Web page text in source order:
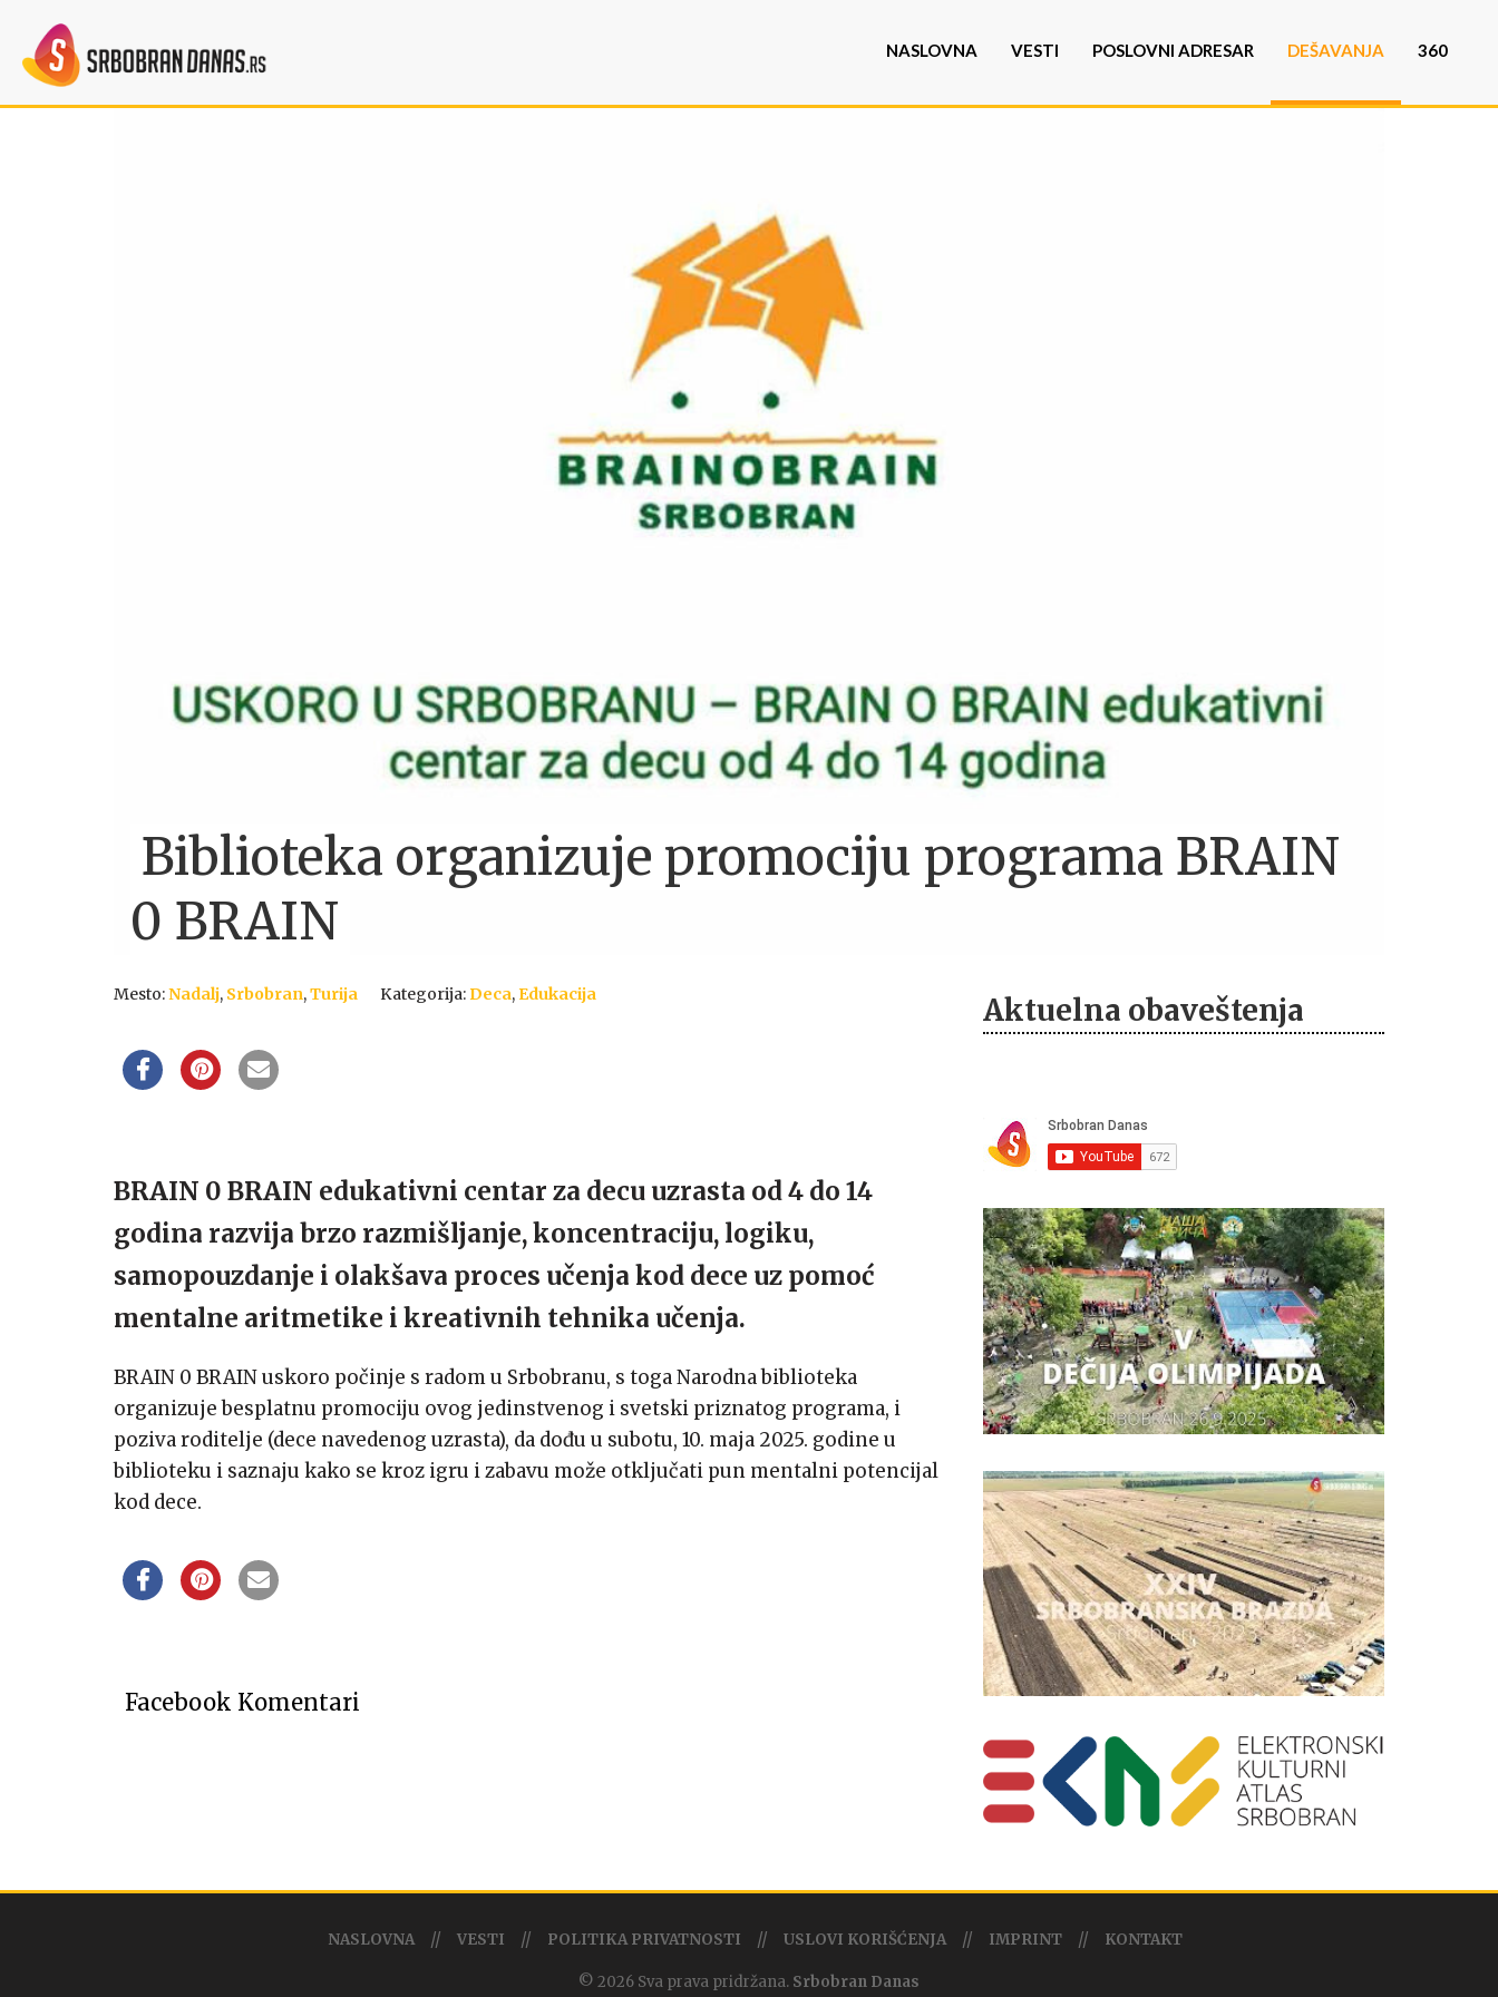
NASLOVNA VESTI POSLOVNI ADRESAR DEŠAVANJA 360
Biblioteka organizuje promociju programa BRAIN
0 BRAIN
Mesto:Nadalj, Srbobran,Turija Kategorija: Deca,Edukacija
BRAIN 0 BRAIN edukativni centar za decu uzrasta od 4 do 14
godina razvija brzo razmišljanje, koncentraciju, logiku,
samopouzdanje i olakšava proces učenja kod dece uz роmоć
mentalne aritmetike i kreativnih tehnika učenjа.
BRAIN 0 BRAIN uskoro počinje s radom u Srbobranu, s toga Narodna biblioteka
organizuje besplatnu promociju ovog jedinstvenog i svetski priznatog programa, i
poziva roditelje (dece navedenog uzrasta), da dođu u subotu, 10. maja 2025. godine u
biblioteku i saznaju kako se kroz igru i zabavu može otključati pun mentalni potencijal
kod dece.
Facebook Komentari
Aktuelna obaveštenja
NASLOVNA VESTI POLITIKA PRIVATNOSTI USLOVI KORIŠĆENJA IMPRINT KONTAKT
© 2026 Sva prava pridržana. Srbobran Danas